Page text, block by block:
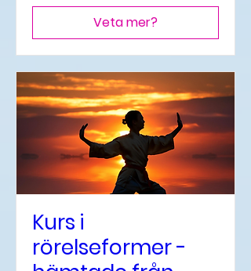
Veta mer?
Kurs i
rörelseformer -